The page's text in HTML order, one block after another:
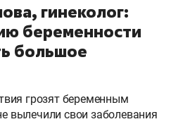
гинеколог:
беременности
большое
грозят беременным
вылечили свои заболевания